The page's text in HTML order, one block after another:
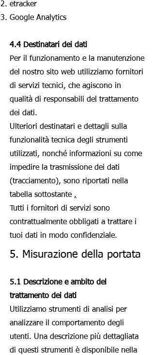
etracker
Google Analytics
4.4 Destinatari dei dati
Per il funzionamento e la manutenzione
del nostro sito web utilizziamo fornitori
di servizi tecnici, che agiscono in
qualità di responsabili del trattamento
dei dati.
Ulteriori destinatari e dettagli sulla
funzionalità tecnica degli strumenti
utilizzati, nonché informazioni su come
impedire la trasmissione dei dati
(tracciamento), sono riportati nella
tabella sottostante .
Tutti i fornitori di servizi sono
contrattualmente obbligati a trattare i
tuoi dati in modo confidenziale.
5. Misurazione della portata
5.1 Descrizione e ambito del
trattamento dei dati
Utilizziamo strumenti di analisi per
analizzare il comportamento degli
utenti. Una descrizione più dettagliata
di questi strumenti è disponibile nella